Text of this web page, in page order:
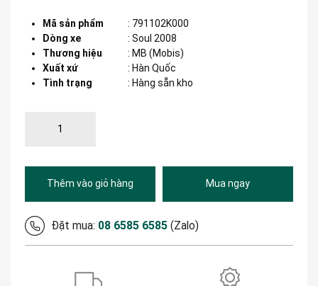
Mã sản phẩm : 791102K000
Dòng xe
: Soul 2008
Thương hiệu
: MB (Mobis)
Xuất xứ
: Hàn Quốc
Tình trạng
: Hàng sẵn kho
Thêm vào giỏ hàng Mua ngay
Đặt mua: 08 6585 6585 (Zalo)